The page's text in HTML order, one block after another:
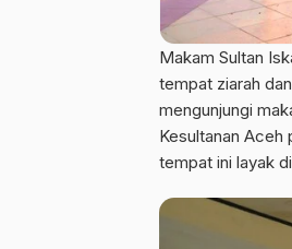
Makam Sultan
tempat ziarah
mengunjungi
Kesultanan Aceh
tempat ini layak